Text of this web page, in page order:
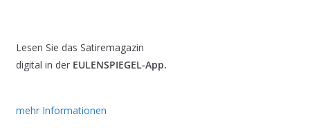
Lesen Sie das Satiremagazin
digital in der EULENSPIEGEL-App.
mehr Informationen